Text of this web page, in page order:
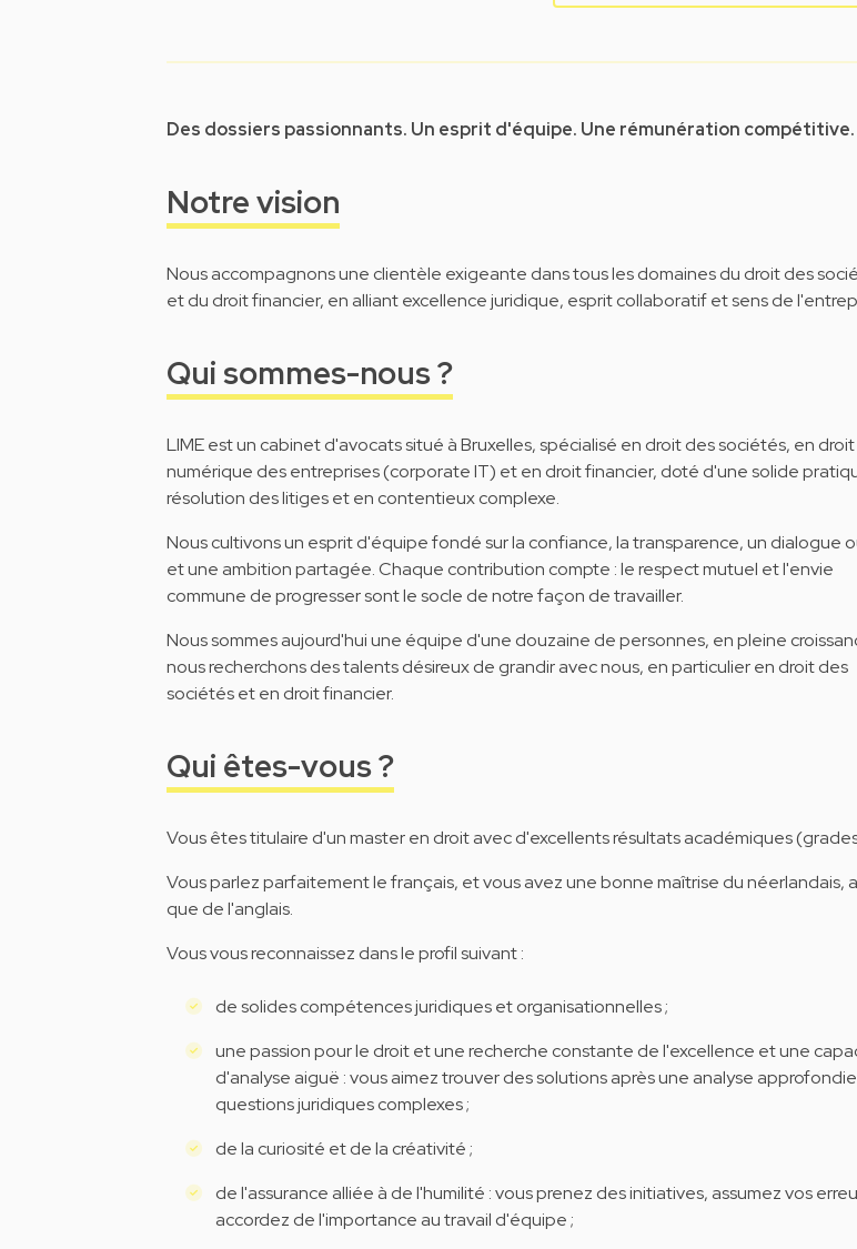
Des dossiers passionnants. Un esprit d'équipe. Une rémunération compétitive.
Notre vision
Nous accompagnons une clientèle exigeante dans tous les domaines du droit des
et du droit financier, en alliant excellence juridique, esprit collaboratif et sens de
Qui sommes-nous ?
LIME est un cabinet d'avocats situé à Bruxelles, spécialisé en droit des sociétés, en droit
numérique des entreprises (corporate IT) et en droit financier, doté d'une solide
résolution des litiges et en contentieux complexe.
Nous cultivons un esprit d'équipe fondé sur la confiance, la transparence, un dialogue
et une ambition partagée. Chaque contribution compte : le respect mutuel et l'envie
commune de progresser sont le socle de notre façon de travailler.
Nous sommes aujourd'hui une équipe d'une douzaine de personnes, en pleine
nous recherchons des talents désireux de grandir avec nous, en particulier en droit des
sociétés et en droit financier.
Qui êtes-vous ?
Vous êtes titulaire d'un master en droit avec d'excellents résultats académiques
Vous parlez parfaitement le français, et vous avez une bonne maîtrise du néerlandais,
que de l'anglais.
Vous vous reconnaissez dans le profil suivant :
de solides compétences juridiques et organisationnelles ;
une passion pour le droit et une recherche constante de l'excellence et une
d'analyse aiguë : vous aimez trouver des solutions après une analyse
questions juridiques complexes ;
de la curiosité et de la créativité ;
de l'assurance alliée à de l'humilité : vous prenez des initiatives, assumez vos
accordez de l'importance au travail d'équipe ;